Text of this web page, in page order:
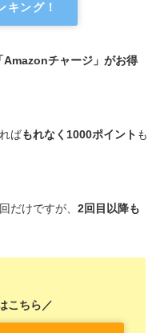
ング！
Amazonチャージ」がお得
ばもれなく1000ポイント も
だけですが、 2回目以降も
こちら／